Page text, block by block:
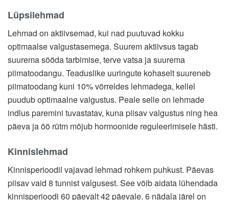
Lüpsilehmad
Lehmad on aktiivsemad, kui nad puutuvad kokku
optimaalse valgustasemega. Suurem aktiivsus tagab
suurema sööda tarbimise, terve vatsa ja suurema
piimatoodangu. Teaduslike uuringute kohaselt suureneb
piimatoodang kuni 10% võrreldes lehmadega, kellel
puudub optimaalne valgustus. Peale selle on lehmade
indlus paremini tuvastatav, kuna piisav valgustus ning hea
päeva ja öö rütm mõjub hormoonide reguleerimisele hästi.
Kinnislehmad
Kinnisperioodil vajavad lehmad rohkem puhkust. Päevas
piisav vaid 8 tunnist valgusest. See võib aidata lühendada
kinnisperioodi 60 päevalt 42 päevale. 6 nädala järel on